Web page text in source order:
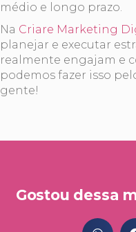
médio e longo prazo.
Na Criare Marketing
planejar e executar
realmente engajam e
podemos fazer isso
gente!
Gostou dessa